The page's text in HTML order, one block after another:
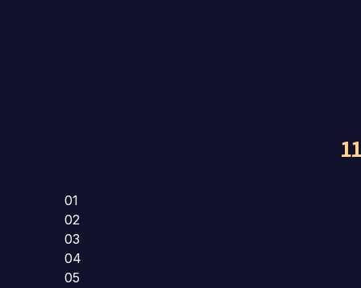
01
02
03
04
05